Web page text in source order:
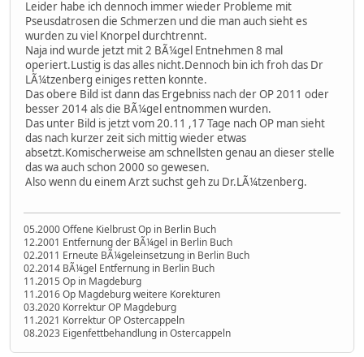
Leider habe ich dennoch immer wieder Probleme mit
Pseusdatrosen die Schmerzen und die man auch sieht es
wurden zu viel Knorpel durchtrennt.
Naja ind wurde jetzt mit 2 BÃ¼gel Entnehmen 8 mal
operiert.Lustig is das alles nicht.Dennoch bin ich froh das Dr
LÃ¼tzenberg einiges retten konnte.
Das obere Bild ist dann das Ergebniss nach der OP 2011 oder
besser 2014 als die BÃ¼gel entnommen wurden.
Das unter Bild is jetzt vom 20.11 ,17 Tage nach OP man sieht
das nach kurzer zeit sich mittig wieder etwas
absetzt.Komischerweise am schnellsten genau an dieser stelle
das wa auch schon 2000 so gewesen.
Also wenn du einem Arzt suchst geh zu Dr.LÃ¼tzenberg.
05.2000 Offene Kielbrust Op in Berlin Buch
12.2001 Entfernung der BÃ¼gel in Berlin Buch
02.2011 Erneute BÃ¼geleinsetzung in Berlin Buch
02.2014 BÃ¼gel Entfernung in Berlin Buch
11.2015 Op in Magdeburg
11.2016 Op Magdeburg weitere Korekturen
03.2020 Korrektur OP Magdeburg
11.2021 Korrektur OP Ostercappeln
08.2023 Eigenfettbehandlung in Ostercappeln